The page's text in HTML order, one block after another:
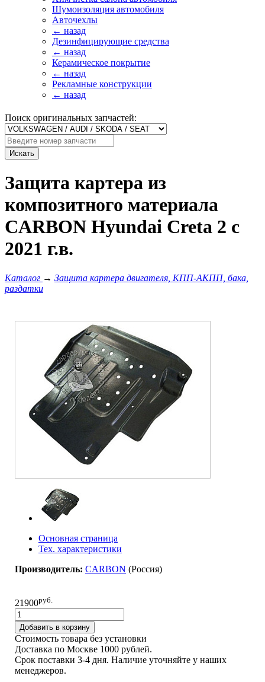
Шумоизоляция автомобиля
Авточехлы
← назад
Дезинфицирующие средства
← назад
Керамическое покрытие
← назад
Рекламные конструкции
← назад
Поиск оригинальных запчастей:
Искать
Защита картера из
композитного материала
CARBON Hyundai Creta 2 с
2021 г.в.
Каталог → Защита картера двигателя, КПП-АКПП, бака,
раздатки
Основная страница
Тех. характеристики
Производитель: CARBON (Pоссия)
21900руб.
Добавить в корзину
Стоимость товара без установки
Доставка по Москве 1000 рублей.
Срок поставки 3-4 дня. Наличие уточняйте у наших
менеджеров.